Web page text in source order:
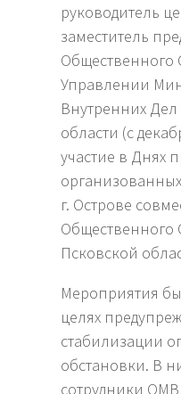
руководитель
заместитель
Общественного
Управлении
Внутренних
области (с
участие в Днях
г. Острове
Общественного
Псковской
Мероприятия
целях
стабилизации
обстановки. В
сотрудники